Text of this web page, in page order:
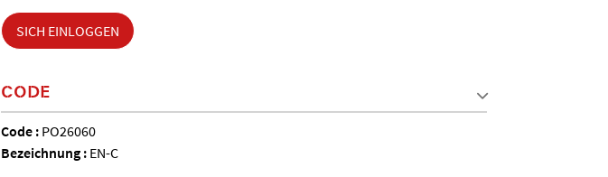
SICH EINLOGGEN
CODE
Code : PO26060
Bezeichnung : EN-C